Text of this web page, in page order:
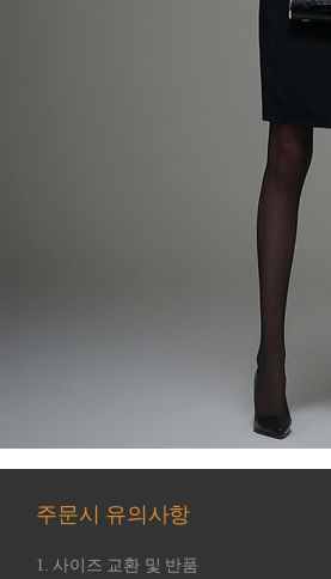
주문시 유의사항
1. 사이즈 교환 및 반품